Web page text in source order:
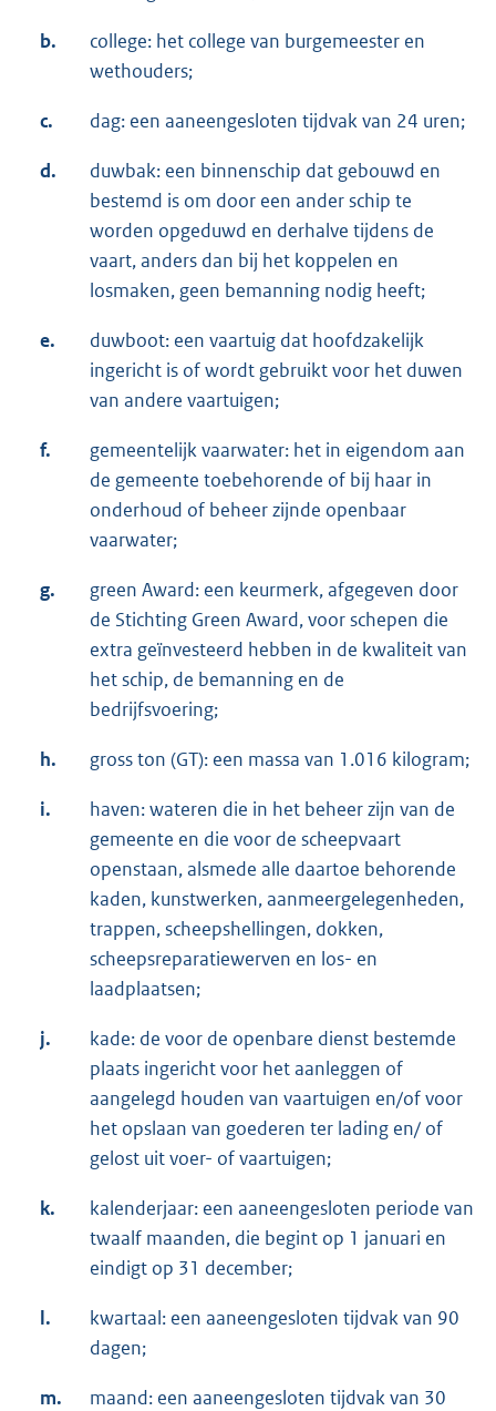
b.
college: het college van burgemeester en
wethouders;
c. dag: een aaneengesloten tijdvak van 24 uren;
d.
duwbak: een binnenschip dat gebouwd en
bestemd is om door een ander schip te
worden opgeduwd en derhalve tijdens de
vaart, anders dan bij het koppelen en
losmaken, geen bemanning nodig heeft;
e.
duwboot: een vaartuig dat hoofdzakelijk
ingericht is of wordt gebruikt voor het duwen
van andere vaartuigen;
f.
gemeentelijk vaarwater: het in eigendom aan
de gemeente toebehorende of bij haar in
onderhoud of beheer zijnde openbaar
vaarwater;
g.
green Award: een keurmerk, afgegeven door
de Stichting Green Award, voor schepen die
extra geïnvesteerd hebben in de kwaliteit van
het schip, de bemanning en de
bedrijfsvoering;
h. gross ton (GT): een massa van 1.016 kilogram;
i.
haven: wateren die in het beheer zijn van de
gemeente en die voor de scheepvaart
openstaan, alsmede alle daartoe behorende
kaden, kunstwerken, aanmeergelegenheden,
trappen, scheepshellingen, dokken,
scheepsreparatiewerven en los- en
laadplaatsen;
j.
kade: de voor de openbare dienst bestemde
plaats ingericht voor het aanleggen of
aangelegd houden van vaartuigen en/of voor
het opslaan van goederen ter lading en/ of
gelost uit voer- of vaartuigen;
k.
kalenderjaar: een aaneengesloten periode van
twaalf maanden, die begint op 1 januari en
eindigt op 31 december;
l.
kwartaal: een aaneengesloten tijdvak van 90
dagen;
m.
maand: een aaneengesloten tijdvak van 30